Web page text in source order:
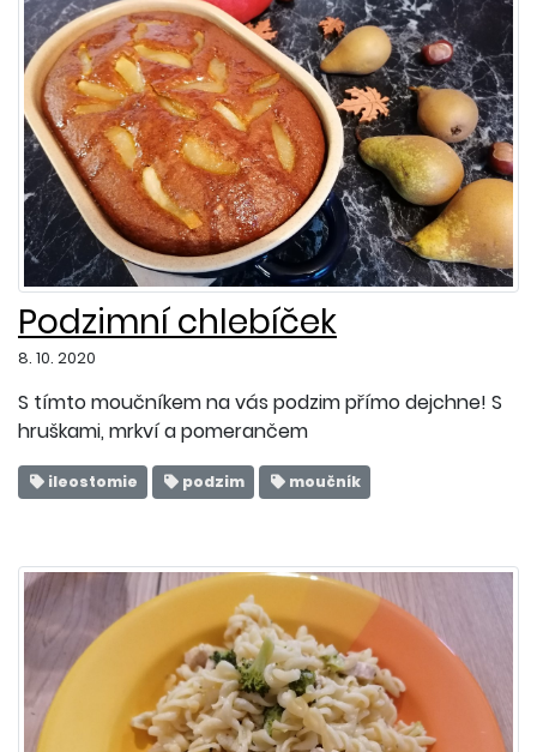
Podzimní chlebíček
8. 10. 2020
S tímto moučníkem na vás podzim přímo dejchne! S
hruškami, mrkví a pomerančem
ileostomie podzim moučník